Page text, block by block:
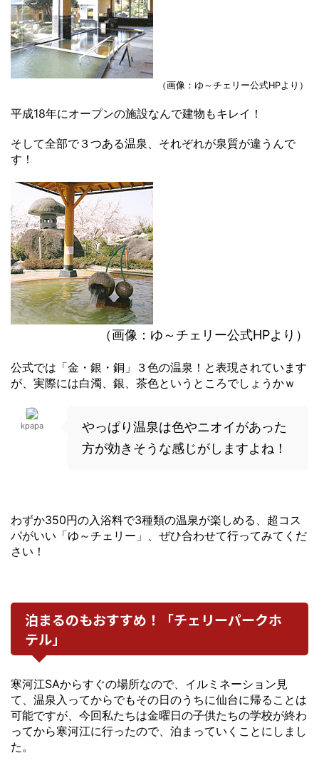
（画像：ゆ～チェリー公式HPより）
平成18年にオープンの施設なんで建物もキレイ！
そして全部で３つある温泉、それぞれが泉質が違うんで
す！
（画像：ゆ～チェリー公式HPより）
公式では「金・銀・銅」３色の温泉！と表現されています
が、実際には白濁、銀、茶色というところでしょうかｗ
kpapa
やっぱり温泉は色やニオイがあった
方が効きそうな感じがしますよね！
わずか350円の入浴料で3種類の温泉が楽しめる、超コス
パがいい「ゆ～チェリー」、ぜひ合わせて行ってみてくだ
さい！
泊まるのもおすすめ！「チェリーパークホ
テル」
寒河江SAからすぐの場所なので、イルミネーション見
て、温泉入ってからでもその日のうちに仙台に帰ることは
可能ですが、今回私たちは金曜日の子供たちの学校が終わ
ってから寒河江に行ったので、泊まっていくことにしまし
た。